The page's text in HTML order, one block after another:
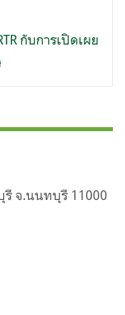
กับการเปิดเผย
รี จ.นนทบุรี 11000